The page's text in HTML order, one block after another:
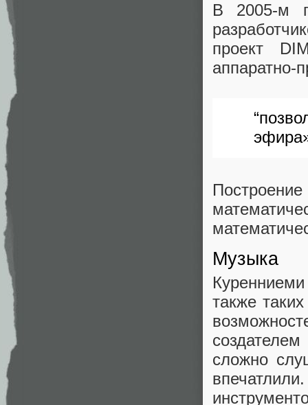
В 2005-м
проект
аппаратно-
Музыка
также
сложно